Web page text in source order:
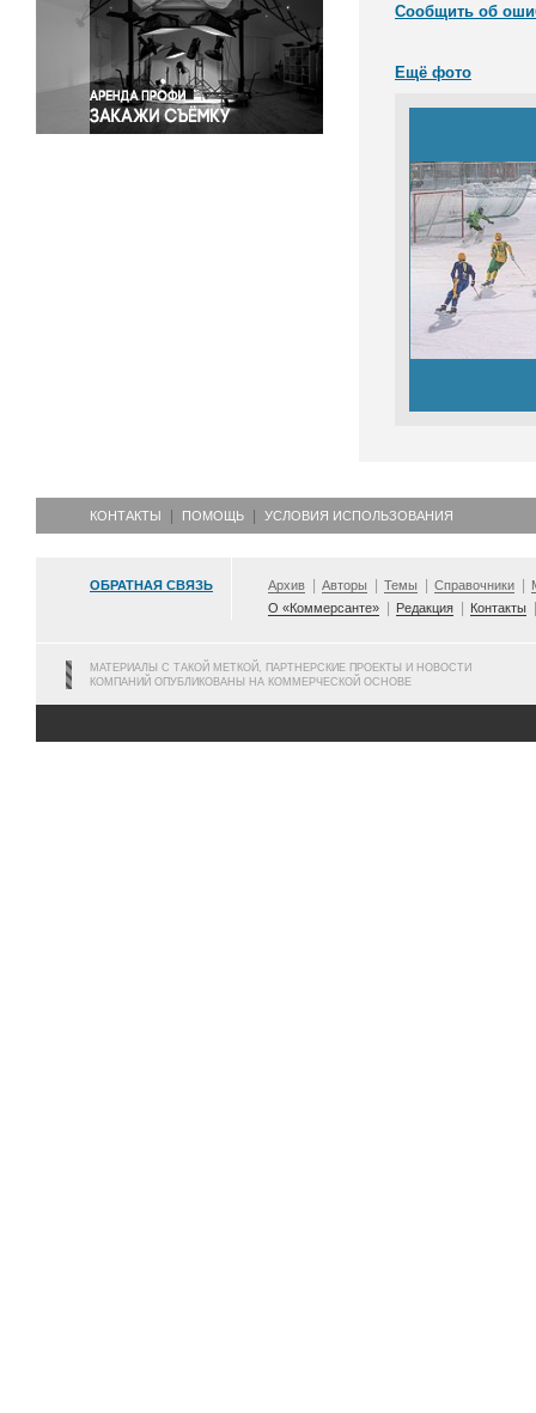
Спорт
Экология
Экономика и бизнес
Сообщить об
Ещё фото
КОНТАКТЫ ПОМОЩЬ УСЛОВИЯ ИСПОЛЬЗОВАНИЯ
ОБРАТНАЯ СВЯЗЬ Архив Авторы Темы Справочники
О «Коммерсанте»
Редакция Контакты
МАТЕРИАЛЫ С ТАКОЙ МЕТКОЙ, ПАРТНЕРСКИЕ ПРОЕКТЫ И НОВОСТИ
КОМПАНИЙ ОПУБЛИКОВАНЫ НА КОММЕРЧЕСКОЙ ОСНОВЕ